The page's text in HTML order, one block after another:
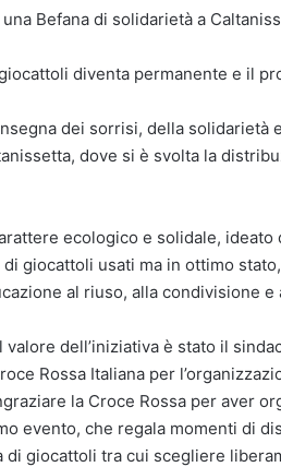
Befana di solidarietà a
diventa permanente e il
dei sorrisi, della
dove si è svolta la
ecologico e solidale,
giocattoli usati ma in ottimo
al riuso, alla condivisione e
dell’iniziativa è stato il
Rossa Italiana per
la Croce Rossa per aver
evento, che regala momenti di
di giocattoli tra cui scegliere